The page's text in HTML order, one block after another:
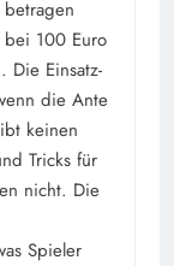
100 Euro
Die Einsatz-
die Ante
keinen
Tricks für
nicht. Die
Spieler